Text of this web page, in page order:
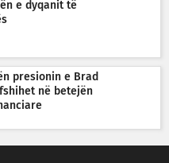
e dyqanit të
presionin e Brad
në betejën